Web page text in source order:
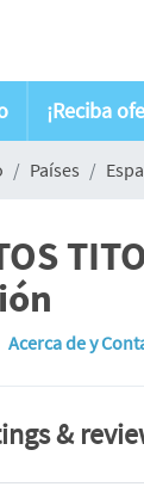
¡Reciba
Países
Acerca de y
&